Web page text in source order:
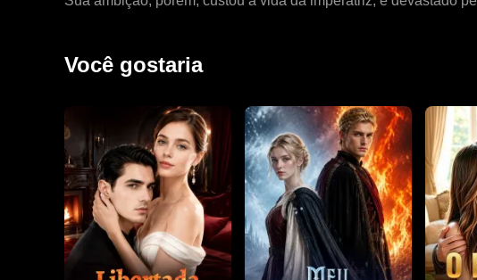
Você gostaria